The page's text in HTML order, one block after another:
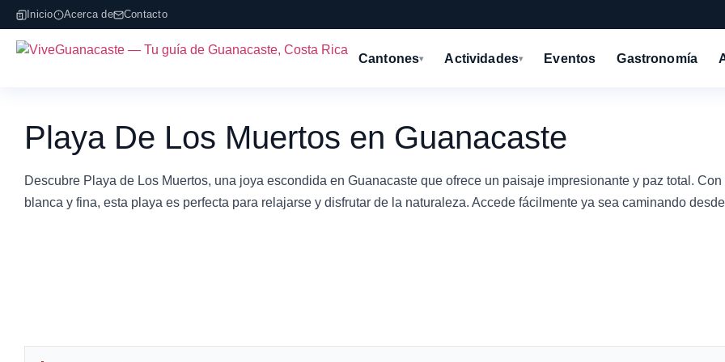
Inicio Acerca de Contacto
Cantones▾ Actividades▾ Eventos Gastronomía
Playa De Los Muertos en Guanacaste
Descubre Playa de Los Muertos, una joya escondida en Guanacaste que ofrece un paisaje impresionante y paz total. Con
blanca y fina, esta playa es perfecta para relajarse y disfrutar de la naturaleza. Accede fácilmente ya sea caminando